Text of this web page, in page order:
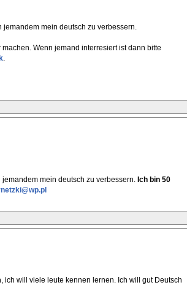
mein deutsch zu verbessern.
Wenn jemand interresiert ist dann bitte
mein deutsch zu verbessern. Ich bin 50
ich will viele leute kennen lernen. Ich will gut Deutsch